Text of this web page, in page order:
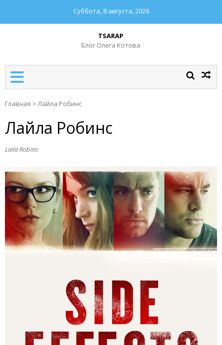
Суббота, 8 августа, 2026
TSARAP
Блог Олега Котова
Главная > Лайла Робинс
Лайла Робинс
Laila Robins